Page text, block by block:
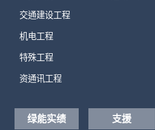
交通建设工程
机电工程
特殊工程
资通讯工程
绿能实绩 支援